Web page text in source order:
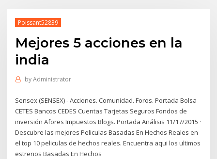
Poissant52839
Mejores 5 acciones en la
india
byAdministrator
Sensex (SENSEX) - Acciones. Comunidad. Foros. Portada Bolsa
CETES Bancos CEDES Cuentas Tarjetas Seguros Fondos de
inversión Afores Impuestos Blogs. Portada Análisis 11/17/2015 ·
Descubre las mejores Peliculas Basadas En Hechos Reales en
el top 10 peliculas de hechos reales. Encuentra aqui los ultimos
estrenos Basadas En Hechos